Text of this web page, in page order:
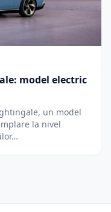
model electric
un model
la nivel